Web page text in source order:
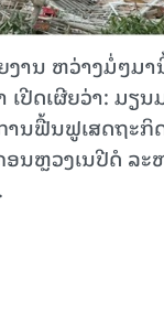
ງານ ຫວ່າງມໍ່ໆມາ
ປີດເຜີຍວ່າ: ມຽ
ານຟື້ນຟູເສດຖະກິ
ນຫຼວງເນປີດໍ ລະ